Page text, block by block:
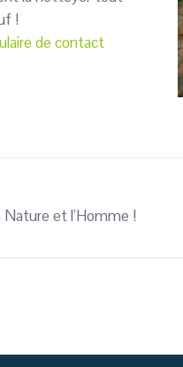
!
de contact
et l’Homme !